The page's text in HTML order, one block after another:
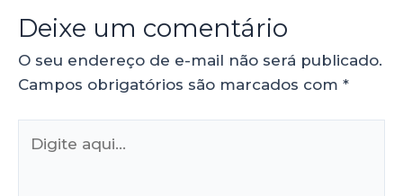
Deixe um comentário
O seu endereço de e-mail não será publicado.
Campos obrigatórios são marcados com *